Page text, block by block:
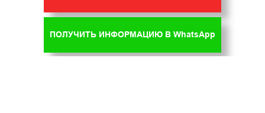
ПОЛУЧИТЬ ИНФОРМАЦИЮ В WhatsApp